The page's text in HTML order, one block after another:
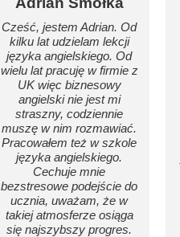
Cześć, jestem Adrian. Od
kilku lat udzielam lekcji
języka angielskiego. Od
wielu lat pracuję w firmie z
UK więc biznesowy
angielski nie jest mi
straszny, codziennie
muszę w nim rozmawiać.
Pracowałem też w szkole
języka angielskiego.
Cechuje mnie
bezstresowe podejście do
ucznia, uważam, że w
takiej atmosferze osiąga
się najszybszy progres.